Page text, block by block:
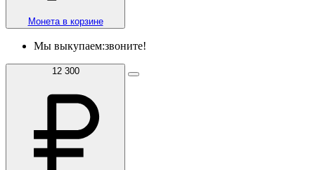
Монета в корзине
Мы выкупаем:звоните!
12 300